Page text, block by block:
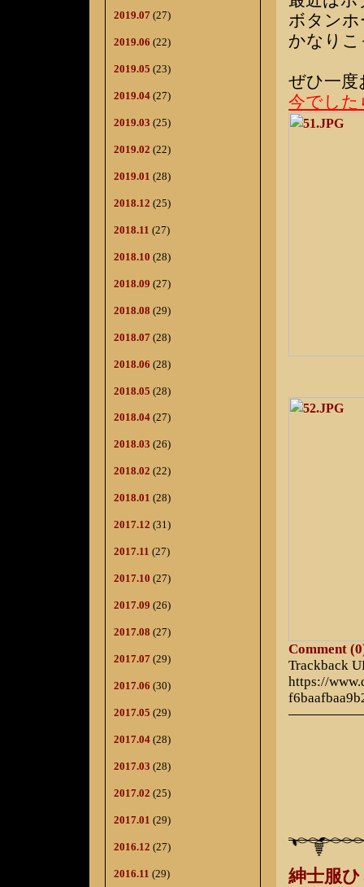
2019.07 (27)
2019.06 (22)
2019.05 (23)
2019.04 (27)
2019.03 (25)
2019.02 (22)
2019.01 (28)
2018.12 (25)
2018.11 (27)
2018.10 (28)
2018.09 (27)
2018.08 (29)
2018.07 (28)
2018.06 (28)
2018.05 (28)
2018.04 (27)
2018.03 (26)
2018.02 (22)
2018.01 (28)
2017.12 (31)
2017.11 (27)
2017.10 (27)
2017.09 (26)
2017.08 (27)
2017.07 (29)
2017.06 (30)
2017.05 (29)
2017.04 (28)
2017.03 (28)
2017.02 (25)
2017.01 (29)
2016.12 (27)
2016.11 (29)
ボタン
かなり
ぜひ一
今でした
Comment
Trackback
https://
紳士服